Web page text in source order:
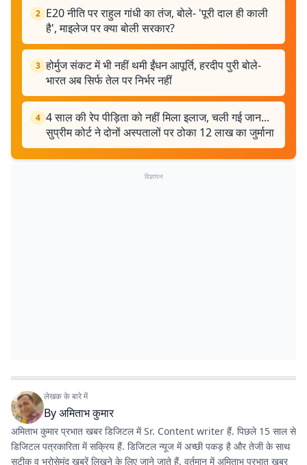
2 E20 नीति पर राहुल गांधी का तंज, बोले- 'पूरी दाल ही काली
है', माइलेज पर क्या बोली सरकार?
3 होर्मुज संकट में भी नहीं थमी ईंधन आपूर्ति, हरदीप पुरी बोले-
भारत अब सिर्फ तेल पर निर्भर नहीं
4 4 साल की रेप पीड़िता को नहीं मिला इलाज, चली गई जान...
सुप्रीम कोर्ट ने दोनों अस्पतालों पर ठोका 12 लाख का जुर्माना
विज्ञापन
लेखक के बारे में
Byअमिताभ कुमार
अमिताभ कुमार प्रभात खबर डिजिटल में Sr. Content writer हैं. पिछले 15 साल से
डिजिटल पत्रकारिता में सक्रिय हैं. डिजिटल न्यूज में अच्छी पकड़ है और तेजी के साथ
सटीक व भरोसेमंद खबरें लिखने के लिए जाने जाते हैं. वर्तमान में अमिताभ प्रभात खबर